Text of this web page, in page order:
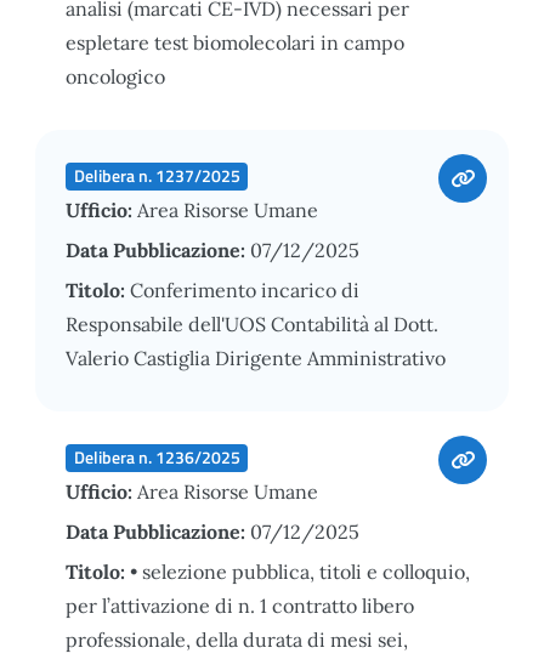
analisi (marcati CE-IVD) necessari per
espletare test biomolecolari in campo
oncologico
Delibera n. 1237/2025
Ufficio: Area Risorse Umane
Data Pubblicazione: 07/12/2025
Titolo: Conferimento incarico di
Responsabile dell'UOS Contabilità al Dott.
Valerio Castiglia Dirigente Amministrativo
Delibera n. 1236/2025
Ufficio: Area Risorse Umane
Data Pubblicazione: 07/12/2025
Titolo: • selezione pubblica, titoli e colloquio,
per l’attivazione di n. 1 contratto libero
professionale, della durata di mesi sei,